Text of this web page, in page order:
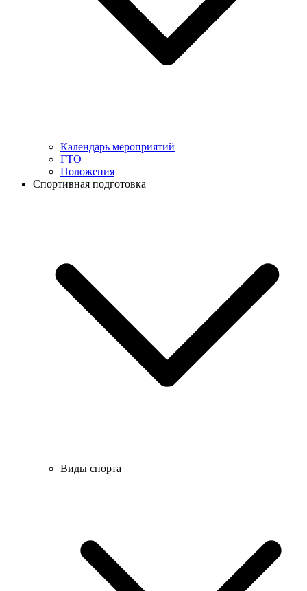
Календарь мероприятий
ГТО
Положения
Спортивная подготовка
Виды спорта